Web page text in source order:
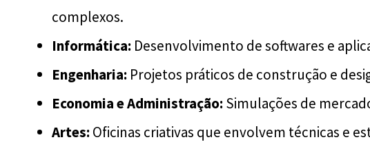
complexos.
Informática: Desenvolvimento de softwares e
Engenharia: Projetos práticos de construção e
Economia e Administração: Simulações de
Artes: Oficinas criativas que envolvem técnicas e